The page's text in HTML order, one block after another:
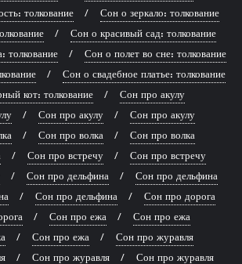
толкование
Сон о зеркало: толкование
Сон о красивый сад: толкование
толкование
Сон о полет во сне: толкование
Сон о свадебное платье: толкование
кот: толкование
Сон про акулу
Сон про акулу
Сон про акулу
Сон про волка
Сон про волка
Сон про встречу
Сон про встречу
Сон про дельфина
Сон про дельфина
Сон про дельфина
Сон про дорога
Сон про ежа
Сон про ежа
Сон про ежа
Сон про журавля
Сон про журавля
Сон про журавля